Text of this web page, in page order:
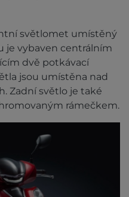
světlomet umístěný
je vybaven centrálním
dvě potkávací
jsou umístěna nad
Zadní světlo je také
rámečkem.